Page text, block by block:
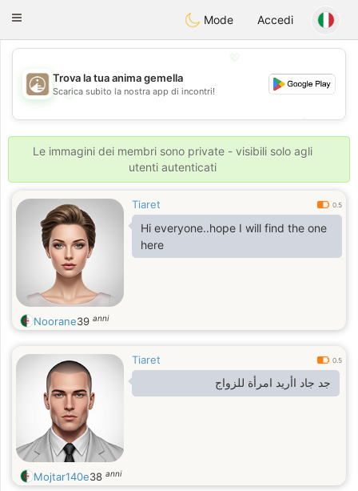
ahebik
Toggle
Mode Accedi
💖
💕
💕
Trova la tua anima gemella
Scarica subito la nostra app di incontri!
Le immagini dei membri sono private - visibili solo agli
utenti autenticati
Tiaret 0.5
Hi everyone..hope I will find the one
here
Noorane39 anni
Tiaret 0.5
جد جاد اأريد امرأة للزواج
Mojtar140e38 anni